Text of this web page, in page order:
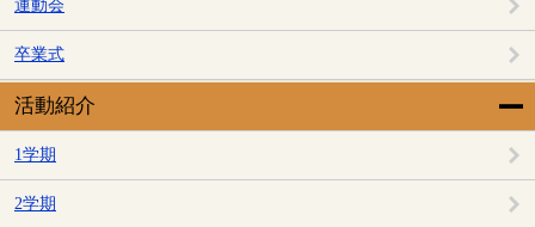
運動会
卒業式
活動紹介
1学期
2学期